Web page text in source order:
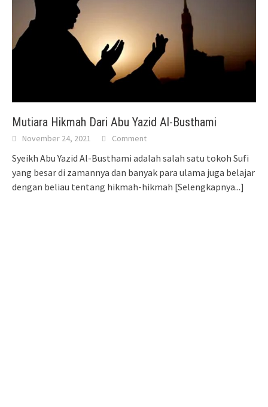
Mutiara Hikmah Dari Abu Yazid Al-Busthami
November 24, 2021 Comment
Syeikh Abu Yazid Al-Busthami adalah salah satu tokoh Sufi
yang besar di zamannya dan banyak para ulama juga belajar
dengan beliau tentang hikmah-hikmah [Selengkapnya...]